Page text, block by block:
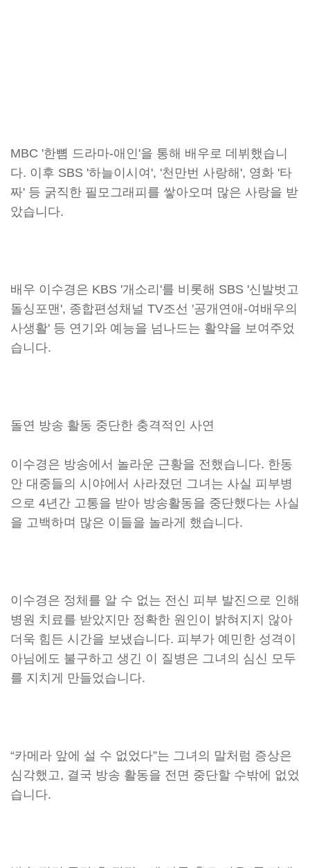
MBC '한뼘 드라마-애인'을 통해 배우로 데뷔했습니
다. 이후 SBS '하늘이시여', '천만번 사랑해', 영화 '타
짜' 등 굵직한 필모그래피를 쌓아오며 많은 사랑을 받
았습니다.
배우 이수경은 KBS '개소리'를 비롯해 SBS '신발벗고
돌싱포맨', 종합편성채널 TV조선 '공개연애-여배우의
사생활' 등 연기와 예능을 넘나드는 활약을 보여주었
습니다.
돌연 방송 활동 중단한 충격적인 사연
이수경은 방송에서 놀라운 근황을 전했습니다. 한동
안 대중들의 시야에서 사라졌던 그녀는 사실 피부병
으로 4년간 고통을 받아 방송활동을 중단했다는 사실
을 고백하며 많은 이들을 놀라게 했습니다.
이수경은 정체를 알 수 없는 전신 피부 발진으로 인해
병원 치료를 받았지만 정확한 원인이 밝혀지지 않아
더욱 힘든 시간을 보냈습니다. 피부가 예민한 성격이
아님에도 불구하고 생긴 이 질병은 그녀의 심신 모두
를 지치게 만들었습니다.
“카메라 앞에 설 수 없었다”는 그녀의 말처럼 증상은
심각했고, 결국 방송 활동을 전면 중단할 수밖에 없었
습니다.